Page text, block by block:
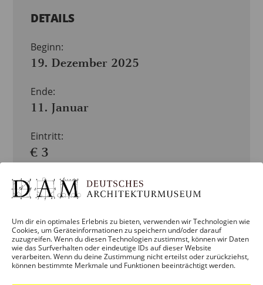
Um dir ein optimales Erlebnis zu bieten, verwenden wir Technologien wie
Cookies, um Geräteinformationen zu speichern und/oder darauf
zuzugreifen. Wenn du diesen Technologien zustimmst, können wir Daten
wie das Surfverhalten oder eindeutige IDs auf dieser Website
verarbeiten. Wenn du deine Zustimmung nicht erteilst oder zurückziehst,
können bestimmte Merkmale und Funktionen beeinträchtigt werden.
DETAILS
Beginn:
19. Dezember 2025
Ende:
11. Januar
Eintritt:
€ 3
Veranstaltungskategorien:
ERWACHSENE,KINDER, JUGENDLICHE &
VERANSTALTUNG,VERMITTLUNG
Veranstaltung-Tags:MEGA-MENU-
VERMITTLUNG